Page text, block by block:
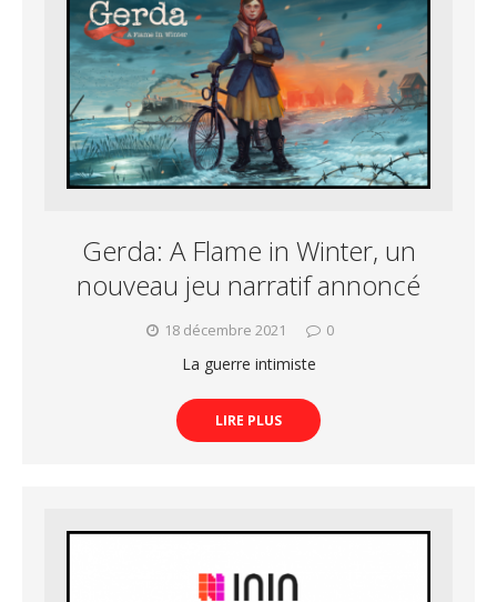
Gerda: A Flame in Winter, un
nouveau jeu narratif annoncé
18 décembre 2021 0
La guerre intimiste
LIRE PLUS